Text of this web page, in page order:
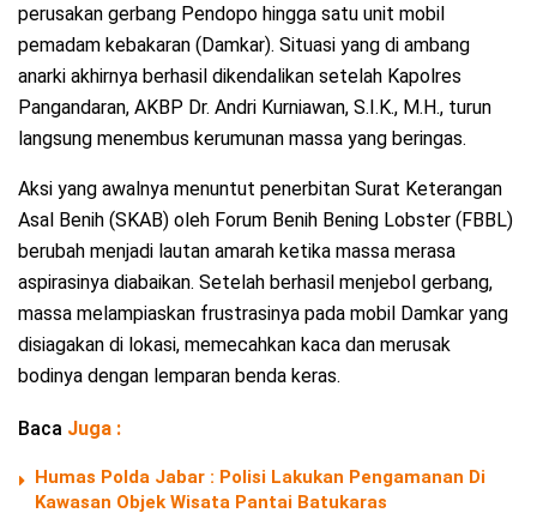
perusakan gerbang Pendopo hingga satu unit mobil
pemadam kebakaran (Damkar). Situasi yang di ambang
anarki akhirnya berhasil dikendalikan setelah Kapolres
Pangandaran, AKBP Dr. Andri Kurniawan, S.I.K., M.H., turun
langsung menembus kerumunan massa yang beringas.
Aksi yang awalnya menuntut penerbitan Surat Keterangan
Asal Benih (SKAB) oleh Forum Benih Bening Lobster (FBBL)
berubah menjadi lautan amarah ketika massa merasa
aspirasinya diabaikan. Setelah berhasil menjebol gerbang,
massa melampiaskan frustrasinya pada mobil Damkar yang
disiagakan di lokasi, memecahkan kaca dan merusak
bodinya dengan lemparan benda keras.
Baca Juga :
Humas Polda Jabar : Polisi Lakukan Pengamanan Di
Kawasan Objek Wisata Pantai Batukaras